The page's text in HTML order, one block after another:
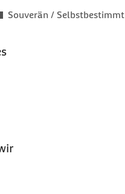
Souverän / Selbstbestimmt